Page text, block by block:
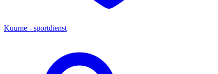
Kuurne - sportdienst